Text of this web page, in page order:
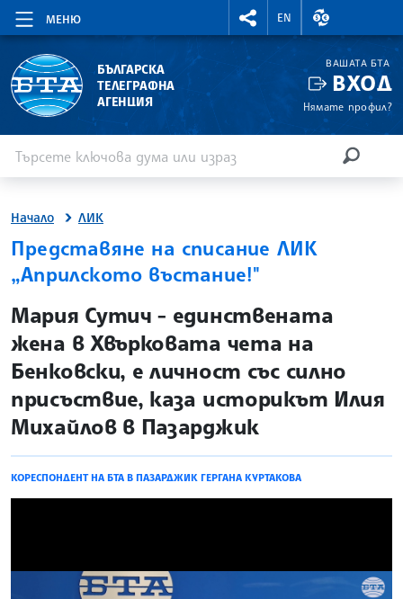
МЕНЮ
RIGHTMENU.SOCIAL
EN
ВАЛУТНИ
БЪЛГАРСКА
ТЕЛЕГРАФНА
АГЕНЦИЯ
ВАШАТА БТА
ВХОД
Нямате профил?
Начало ЛИК
Представяне на списание ЛИК
„Априлското въстание!"
site.bta
Мария Сутич - единствената
жена в Хвърковата чета на
Бенковски, е личност със силно
присъствие, каза историкът Илия
Михайлов в Пазарджик
КОРЕСПОНДЕНТ НА БТА В ПАЗАРДЖИК ГЕРГАНА КУРТАКОВА